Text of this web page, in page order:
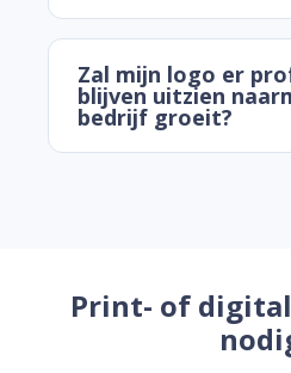
Zal mijn logo er
blijven uitzien
bedrijf groeit?
Print- of